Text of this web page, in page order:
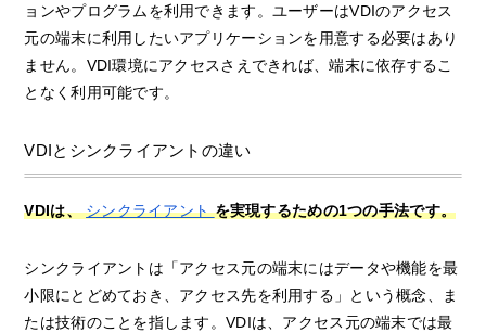
ョンやプログラムを利用できます。ユーザーはVDIのアクセス
元の端末に利用したいアプリケーションを用意する必要はあり
ません。VDI環境にアクセスさえできれば、端末に依存するこ
となく利用可能です。
VDIとシンクライアントの違い
VDIは、シンクライアントを実現するための1つの手法です。
シンクライアントは「アクセス元の端末にはデータや機能を最
小限にとどめておき、アクセス先を利用する」という概念、ま
たは技術のことを指します。VDIは、アクセス元の端末では最